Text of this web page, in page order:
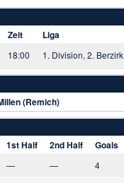
Zeit Liga
18:00 1. Division, 2. Berzirk
(Remich)
1st Half 2nd Half Goals
— — 4